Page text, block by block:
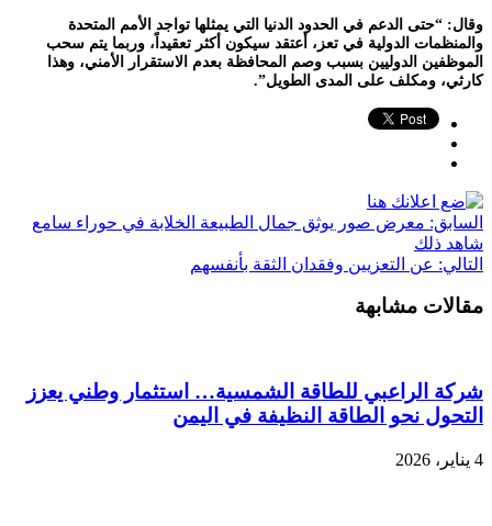
وقال: “حتى الدعم في الحدود الدنيا التي يمثلها تواجد الأمم المتحدة
والمنظمات الدولية في تعز، أعتقد سيكون أكثر تعقيداً، وربما يتم سحب
الموظفين الدوليين بسبب وصم المحافظة بعدم الاستقرار الأمني، وهذا
كارثي، ومكلف على المدى الطويل”.
السابق: معرض صور يوثق جمال الطبيعة الخلابة في حوراء سامع
شاهد ذلك
التالي: عن التعزيين وفقدان الثقة بأنفسهم
مقالات مشابهة
شركة الراعبي للطاقة الشمسية… استثمار وطني يعزز
التحول نحو الطاقة النظيفة في اليمن
4 يناير، 2026